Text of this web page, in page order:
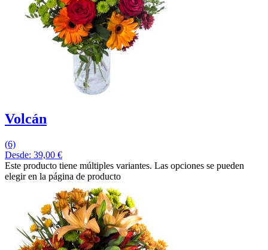
Volcán
(6)
Desde: 39,00 €
Este producto tiene múltiples variantes. Las opciones se pueden
elegir en la página de producto